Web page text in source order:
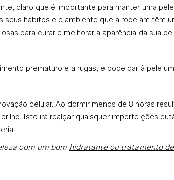
claro que é importante para manter uma
seus hábitos e o ambiente que a rodeiam têm
para curar e melhorar a aparência da sua
prematuro e a rugas, e pode dar à pele
celular. Ao dormir menos de 8 horas
Isto irá realçar quaisquer imperfeições
com um bom hidratante ou tratamento